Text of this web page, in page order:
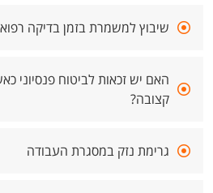
שיבוץ למשמרת בזמן בדיקה
האם יש זכאות לביטוח פנסיוני
קצובה?
גרימת נזק במסגרת העבודה